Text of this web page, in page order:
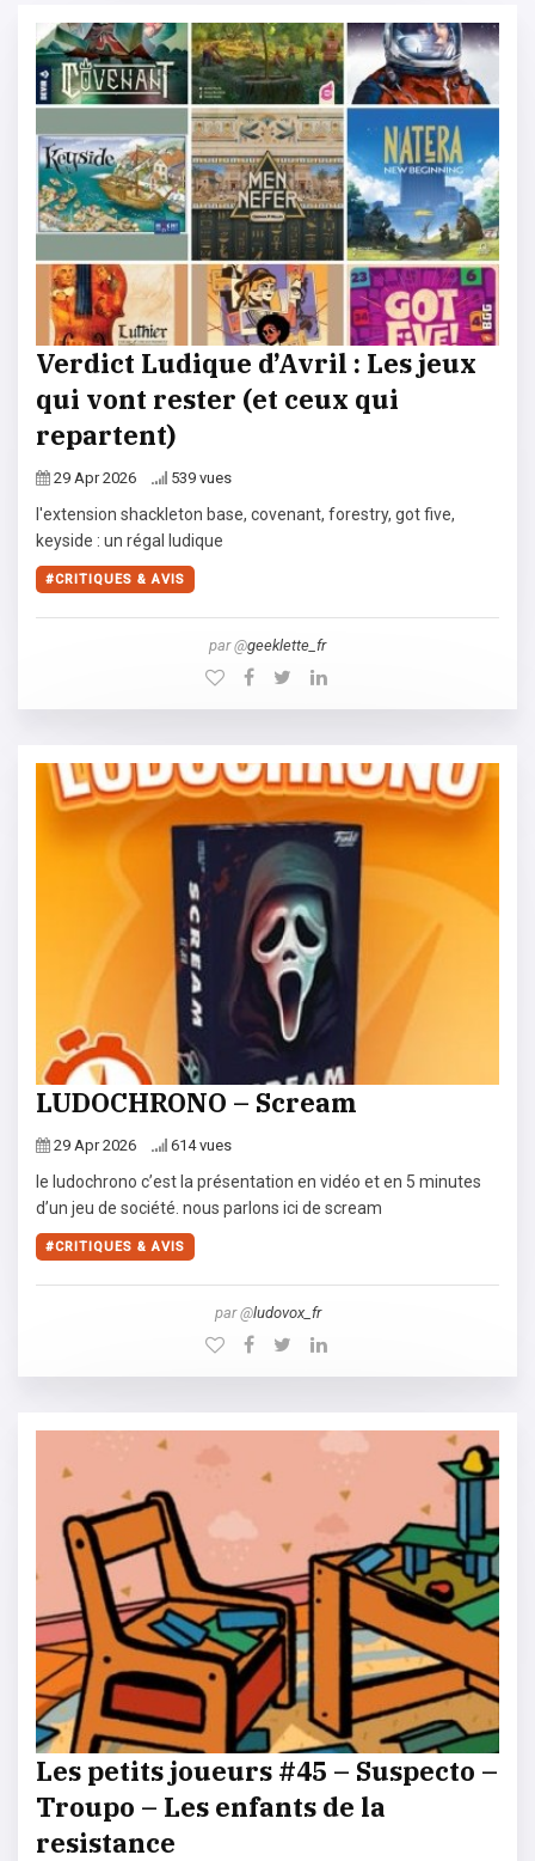
Verdict Ludique d’Avril : Les jeux
qui vont rester (et ceux qui
repartent)
29 Apr 2026 539 vues
l'extension shackleton base, covenant, forestry, got five,
keyside : un régal ludique
CRITIQUES & AVIS
par @geeklette_fr
LUDOCHRONO – Scream
29 Apr 2026 614 vues
le ludochrono c’est la présentation en vidéo et en 5 minutes
d’un jeu de société. nous parlons ici de scream
CRITIQUES & AVIS
par @ludovox_fr
Les petits joueurs #45 – Suspecto –
Troupo – Les enfants de la
resistance